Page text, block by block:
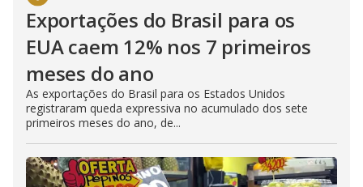
Exportações do Brasil para os
EUA caem 12% nos 7 primeiros
meses do ano
As exportações do Brasil para os Estados Unidos
registraram queda expressiva no acumulado dos sete
primeiros meses do ano, de...